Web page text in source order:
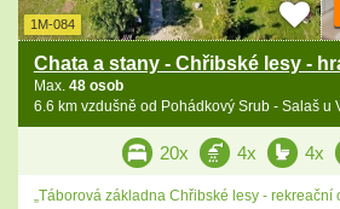
1M-084
Chata a stany - Chřibské lesy -
Max. 48 osob
6.6 km vzdušně od Pohádkový Srub - Salaš u
20x 4x 4x
„Táborová základna Chřibské lesy - rekreační